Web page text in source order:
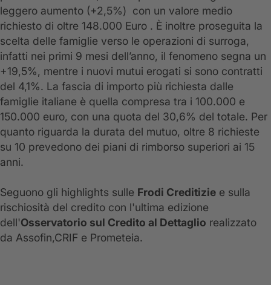
leggero aumento (+2,5%) con un valore medio
richiesto di oltre 148.000 Euro . È inoltre proseguita la
scelta delle famiglie verso le operazioni di surroga,
infatti nei primi 9 mesi dell’anno, il fenomeno segna un
+19,5%, mentre i nuovi mutui erogati si sono contratti
del 4,1%. La fascia di importo più richiesta dalle
famiglie italiane è quella compresa tra i 100.000 e
150.000 euro, con una quota del 30,6% del totale. Per
quanto riguarda la durata del mutuo, oltre 8 richieste
su 10 prevedono dei piani di rimborso superiori ai 15
anni.
Seguono gli highlights sulle Frodi Creditizie e sulla
rischiosità del credito con l'ultima edizione
dell'Osservatorio sul Credito al Dettaglio realizzato
da Assofin,CRIF e Prometeia.